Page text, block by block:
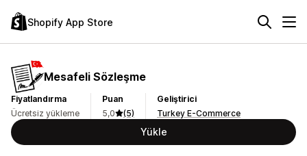
Shopify App Store
Mesafeli Sözleşme
Fiyatlandırma
Ücretsiz yükleme
Puan
5,0
(5)
Geliştirici
Turkey E-Commerce
Yükle